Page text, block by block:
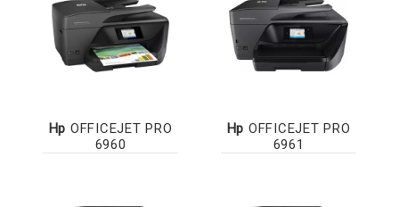
Hp OFFICEJET PRO
6960
Hp OFFICEJET PRO
6961